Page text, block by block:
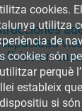
físico en
cookies.
utilitza
de
cookies són
perquè
estableix
si